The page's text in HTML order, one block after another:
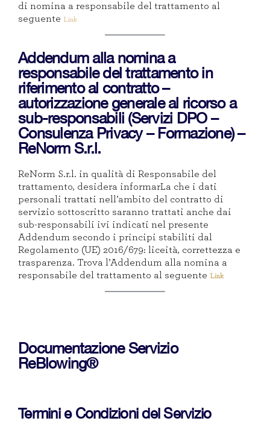
di nomina a responsabile del trattamento al
seguente Link
Addendum alla nomina a
responsabile del trattamento in
riferimento al contratto –
autorizzazione generale al ricorso a
sub-responsabili (Servizi DPO –
Consulenza Privacy – Formazione) –
ReNorm S.r.l.
ReNorm S.r.l. in qualità di Responsabile del
trattamento, desidera informarLa che i dati
personali trattati nell’ambito del contratto di
servizio sottoscritto saranno trattati anche dai
sub-responsabili ivi indicati nel presente
Addendum secondo i principi stabiliti dal
Regolamento (UE) 2016/679: liceità, correttezza e
trasparenza. Trova l’Addendum alla nomina a
responsabile del trattamento al seguente Link
Documentazione Servizio
ReBlowing®
Termini e Condizioni del Servizio